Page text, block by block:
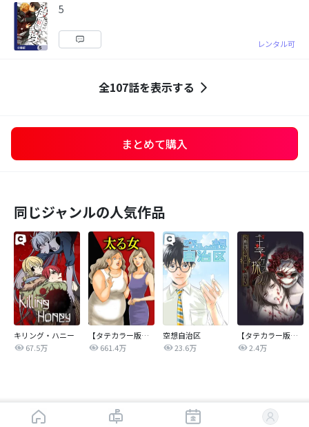
5
レンタル可
全107話を表示する
まとめて購入
同じジャンルの人気作品
キリング・ハニー
67.5万
【タテカラー版】太る女
661.4万
空想自治区
23.6万
【タテカラー版】王子サマ探シ。～歌劇団の中に…男がいる
2.4万